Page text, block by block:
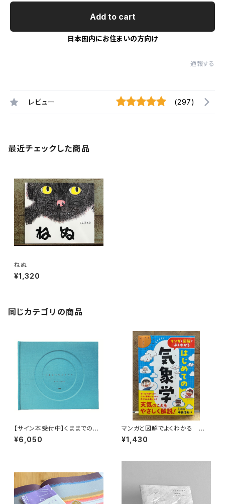
Add to cart
日本国内にお住まいの方向け
通報する
レビュー (297)
最近チェックした商品
ねぬ
¥1,320
同じカテゴリの商品
【サイン本受付中】くままでのお
さらい〈特装新版〉
¥6,050
マンガと図解でよくわかる はじ
めての気象学
¥1,430